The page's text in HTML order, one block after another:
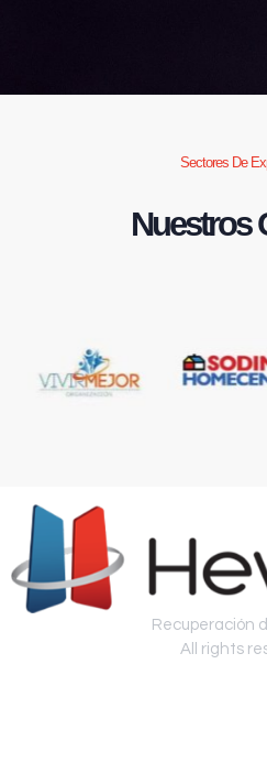
Sectores De
Nuestros
Recuperación
All rights